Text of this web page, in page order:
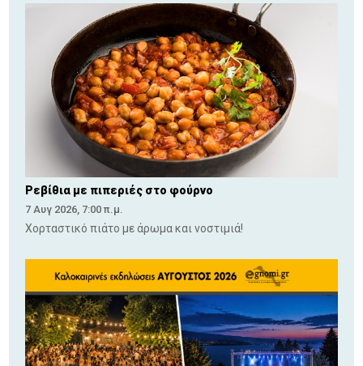
Ρεβίθια με πιπεριές στο φούρνο
7 Αυγ 2026, 7:00 π.μ.
Χορταστικό πιάτο με άρωμα και νοστιμιά!